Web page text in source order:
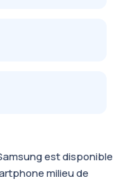
est disponible
milieu de